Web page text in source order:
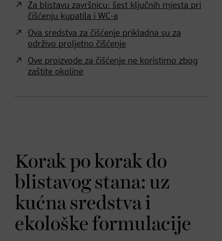
Za blistavu završnicu: šest ključnih mjesta pri
čišćenju kupatila i WC-a
Ova sredstva za čišćenje prikladna su za
održivo proljetno čišćenje
Ove proizvode za čišćenje ne koristimo zbog
zaštite okoline
Korak po korak do
blistavog stana: uz
kućna sredstva i
ekološke formulacije